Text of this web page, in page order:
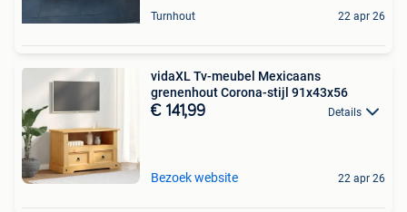
Turnhout 22 apr 26
vidaXL Tv-meubel Mexicaans
grenenhout Corona-stijl 91x43x56
€ 141,99 Details
Bezoek website 22 apr 26